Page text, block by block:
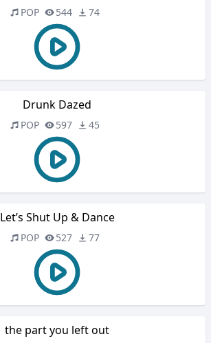
POP 544 74
Drunk Dazed
POP 597 45
Let’s Shut Up & Dance
POP 527 77
the part you left out